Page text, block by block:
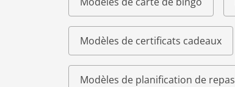
Modèles de certificats cadeaux
Modèles de planification de repas